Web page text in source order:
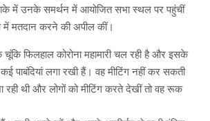
में उनके समर्थन में आयोजित सभा स्थल पर पहुंचीं
मतदान करने की अपील कीं।
चूंकि फिलहाल कोरोना महामारी चल रही है और इसके
पाबंदियां लगा रखी हैं। वह मीटिंग नहीं कर सकती
रही थी और लोगों को मीटिंग करते देखीं तो वह रूक